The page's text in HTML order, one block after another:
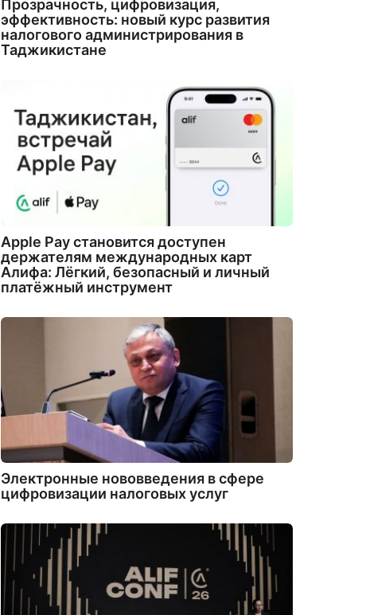
Прозрачность, цифровизация,
эффективность: новый курс развития
налогового администрирования в
Таджикистане
Apple Pay становится доступен
держателям международных карт
Алифа: Лёгкий, безопасный и личный
платёжный инструмент
Электронные нововведения в сфере
цифровизации налоговых услуг